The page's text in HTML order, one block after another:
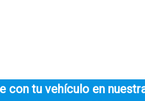
con tu vehículo en